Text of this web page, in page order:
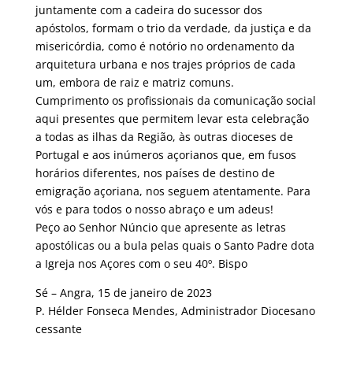
juntamente com a cadeira do sucessor dos
apóstolos, formam o trio da verdade, da justiça e da
misericórdia, como é notório no ordenamento da
arquitetura urbana e nos trajes próprios de cada
um, embora de raiz e matriz comuns.
Cumprimento os profissionais da comunicação social
aqui presentes que permitem levar esta celebração
a todas as ilhas da Região, às outras dioceses de
Portugal e aos inúmeros açorianos que, em fusos
horários diferentes, nos países de destino de
emigração açoriana, nos seguem atentamente. Para
vós e para todos o nosso abraço e um adeus!
Peço ao Senhor Núncio que apresente as letras
apostólicas ou a bula pelas quais o Santo Padre dota
a Igreja nos Açores com o seu 40º. Bispo
Sé – Angra, 15 de janeiro de 2023
P. Hélder Fonseca Mendes, Administrador Diocesano
cessante